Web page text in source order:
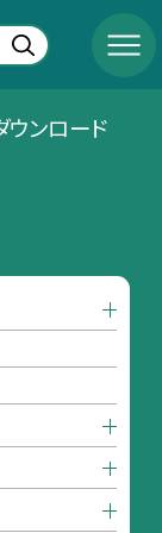
ウンロード